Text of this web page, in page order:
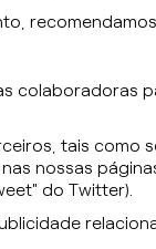
colaboradoras
tais como
nossas
do Twitter).